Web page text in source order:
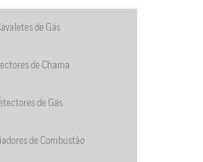
de Gás
de Chama
de Gás
de Combustão